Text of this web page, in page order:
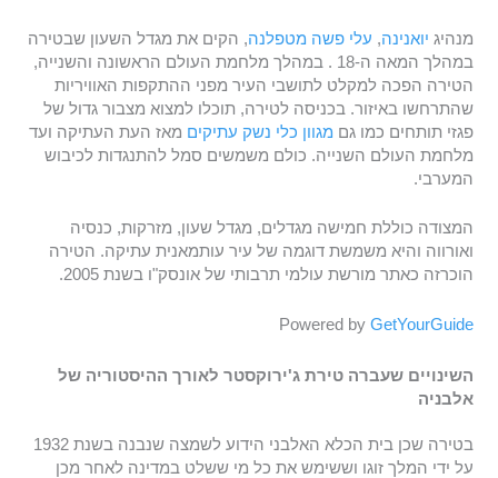
מנהיג יואנינה, עלי פשה מטפלנה, הקים את מגדל השעון שבטירה
במהלך המאה ה-18 . במהלך מלחמת העולם הראשונה והשנייה,
הטירה הפכה למקלט לתושבי העיר מפני ההתקפות האוויריות
שהתרחשו באיזור. בכניסה לטירה, תוכלו למצוא מצבור גדול של
פגזי תותחים כמו גם מגוון כלי נשק עתיקים מאז העת העתיקה ועד
מלחמת העולם השנייה. כולם משמשים סמל להתנגדות לכיבוש
המערבי.
המצודה כוללת חמישה מגדלים, מגדל שעון, מזרקות, כנסיה
ואורווה והיא משמשת דוגמה של עיר עותמאנית עתיקה. הטירה
הוכרזה כאתר מורשת עולמי תרבותי של אונסק"ו בשנת 2005.
Powered by GetYourGuide
השינויים שעברה טירת ג'ירוקסטר לאורך ההיסטוריה של
אלבניה
בטירה שכן בית הכלא האלבני הידוע לשמצה שנבנה בשנת 1932
על ידי המלך זוגו וששימש את כל מי ששלט במדינה לאחר מכן